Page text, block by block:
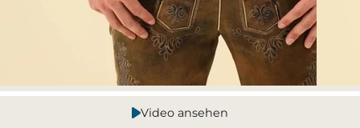
Video ansehen